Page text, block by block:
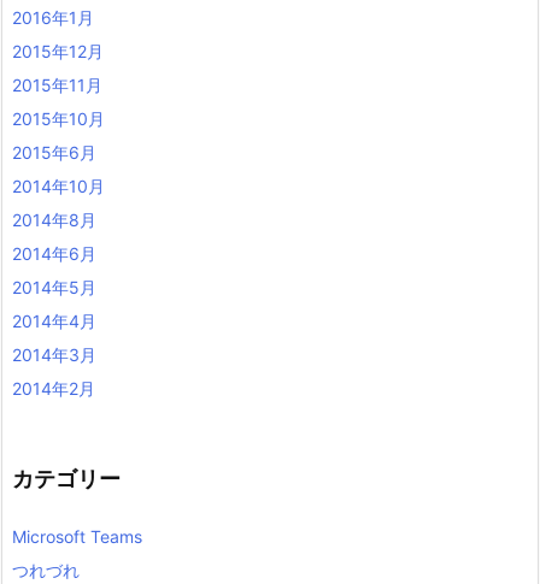
2016年1月
2015年12月
2015年11月
2015年10月
2015年6月
2014年10月
2014年8月
2014年6月
2014年5月
2014年4月
2014年3月
2014年2月
カテゴリー
Microsoft Teams
つれづれ